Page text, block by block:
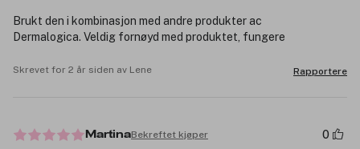
Brukt den i kombinasjon med andre produkter ac
Dermalogica. Veldig fornøyd med produktet, fungere
Skrevet for 2 år siden av Lene Rapportere
MartinaBekreftet kjøper 0